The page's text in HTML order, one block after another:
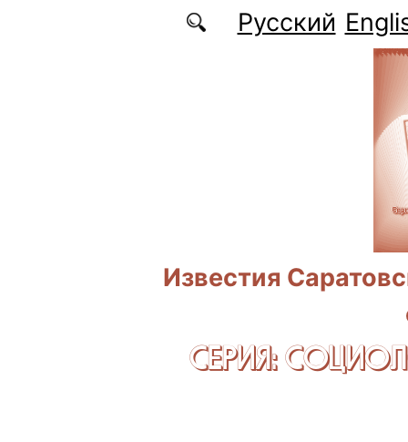
Перейти к основному содержаниюРусский
Известия
СЕРИЯ: